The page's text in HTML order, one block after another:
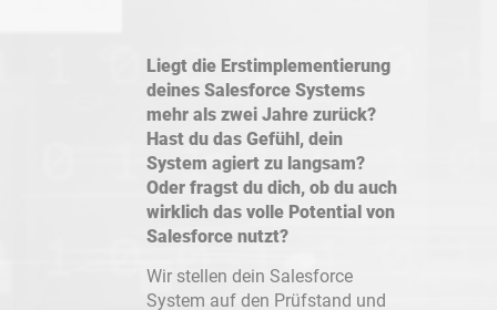
Liegt die Erstimplementierung
deines Salesforce Systems
mehr als zwei Jahre zurück?
Hast du das Gefühl, dein
System agiert zu langsam?
Oder fragst du dich, ob du auch
wirklich das volle Potential von
Salesforce nutzt?
Wir stellen dein Salesforce
System auf den Prüfstand und